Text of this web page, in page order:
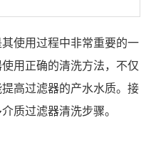
使用过程中非常重要的一
用正确的清洗方法，不仅
高过滤器的产水水质。接
质过滤器清洗步骤。